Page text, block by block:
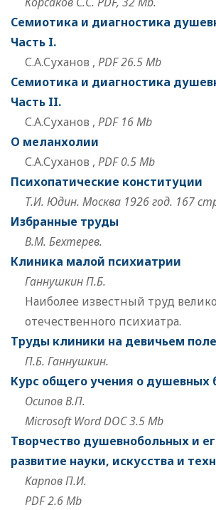
Семиотика и диагностика
Часть I.
С.А.Суханов , PDF 26.5 Mb
Семиотика и диагностика
Часть II.
С.А.Суханов , PDF 16 Mb
О меланхолии
С.А.Суханов , PDF 0.5 Mb
Психопатические конституции
Т.И. Юдин. Москва 1926 год. 167
Избранные труды
В.М. Бехтерев.
Клиника малой психиатрии
Ганнушкин П.Б.
Наиболее известный труд
отечественного психиатра.
Труды клиники на девичьем поле
П.Б. Ганнушкин.
Курс общего учения о душевных
Осипов В.П.
Microsoft Word DOC 3.5 Mb
Творчество душевнобольных и
развитие науки, искусства и
Карпов П.И.
PDF 2.6 Mb